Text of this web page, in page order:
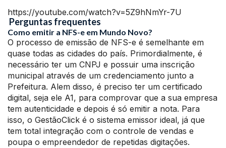
https://youtube.com/watch?v=5Z9hNmYr-7U
Perguntas frequentes
Como emitir a NFS-e em Mundo Novo?
O processo de emissão de NFS-e é semelhante em
quase todas as cidades do país. Primordialmente, é
necessário ter um CNPJ e possuir uma inscrição
municipal através de um credenciamento junto a
Prefeitura. Alem disso, é preciso ter um certificado
digital, seja ele A1, para comprovar que a sua empresa
tem autenticidade e depois é só emitir a nota. Para
isso, o GestãoClick é o sistema emissor ideal, já que
tem total integração com o controle de vendas e
poupa o empreendedor de repetidas digitações.